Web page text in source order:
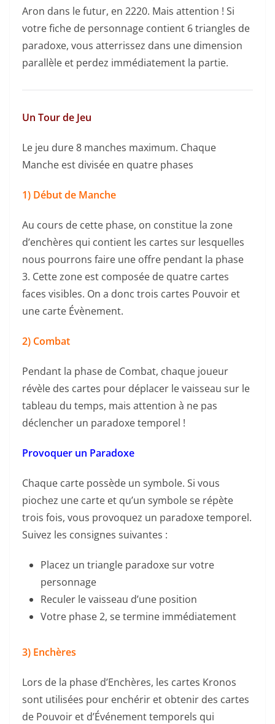
Aron dans le futur, en 2220. Mais attention ! Si
votre fiche de personnage contient 6 triangles de
paradoxe, vous atterrissez dans une dimension
parallèle et perdez immédiatement la partie.
Un Tour de Jeu
Le jeu dure 8 manches maximum. Chaque
Manche est divisée en quatre phases
1) Début de Manche
Au cours de cette phase, on constitue la zone
d’enchères qui contient les cartes sur lesquelles
nous pourrons faire une offre pendant la phase
3. Cette zone est composée de quatre cartes
faces visibles. On a donc trois cartes Pouvoir et
une carte Évènement.
2) Combat
Pendant la phase de Combat, chaque joueur
révèle des cartes pour déplacer le vaisseau sur le
tableau du temps, mais attention à ne pas
déclencher un paradoxe temporel !
Provoquer un Paradoxe
Chaque carte possède un symbole. Si vous
piochez une carte et qu’un symbole se répète
trois fois, vous provoquez un paradoxe temporel.
Suivez les consignes suivantes :
Placez un triangle paradoxe sur votre
personnage
Reculer le vaisseau d’une position
Votre phase 2, se termine immédiatement
3) Enchères
Lors de la phase d’Enchères, les cartes Kronos
sont utilisées pour enchérir et obtenir des cartes
de Pouvoir et d’Événement temporels qui